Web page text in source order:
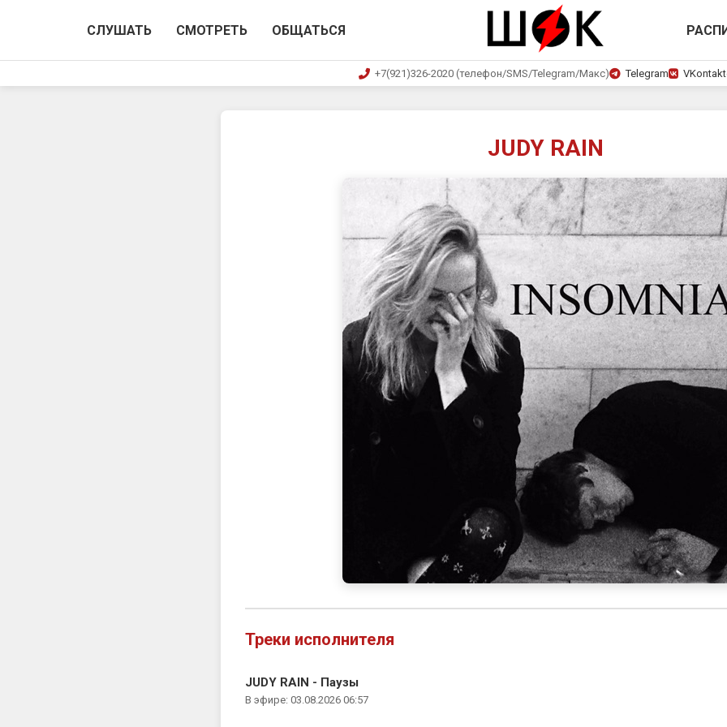
СЛУШАТЬ СМОТРЕТЬ ОБЩАТЬСЯ
+7(921)326-2020 (телефон/SMS/Telegram/Макс) Telegram
JUDY RAIN
Треки исполнителя
JUDY RAIN - Паузы
В эфире: 03.08.2026 06:57